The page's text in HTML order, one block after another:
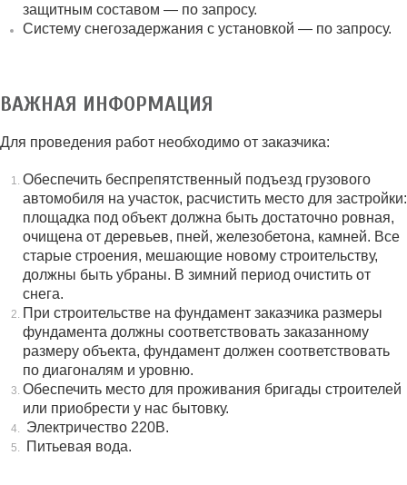
защитным составом — по запросу.
Систему снегозадержания с установкой — по запросу.
ВАЖНАЯ ИНФОРМАЦИЯ
Для проведения работ необходимо от заказчика:
Обеспечить беспрепятственный подъезд грузового
автомобиля на участок, расчистить место для застройки:
площадка под объект должна быть достаточно ровная,
очищена от деревьев, пней, железобетона, камней. Все
старые строения, мешающие новому строительству,
должны быть убраны. В зимний период очистить от
снега.
При строительстве на фундамент заказчика размеры
фундамента должны соответствовать заказанному
размеру объекта, фундамент должен соответствовать
по диагоналям и уровню.
Обеспечить место для проживания бригады строителей
или приобрести у нас бытовку.
Электричество 220В.
Питьевая вода.